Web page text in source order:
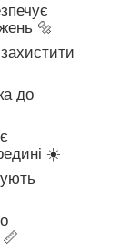
🔩
до
☀️
📏